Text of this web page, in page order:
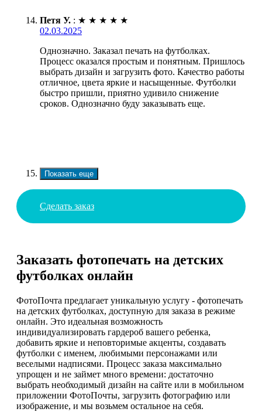
Петя У. : ★ ★ ★ ★ ★
02.03.2025
Однозначно. Заказал печать на футболках.
Процесс оказался простым и понятным. Пришлось
выбрать дизайн и загрузить фото. Качество работы
отличное, цвета яркие и насыщенные. Футболки
быстро пришли, приятно удивило снижение
сроков. Однозначно буду заказывать еще.
Показать еще
Сделать заказ
Заказать фотопечать на детских
футболках онлайн
ФотоПочта предлагает уникальную услугу - фотопечать
на детских футболках, доступную для заказа в режиме
онлайн. Это идеальная возможность
индивидуализировать гардероб вашего ребенка,
добавить яркие и неповторимые акценты, создавать
футболки с именем, любимыми персонажами или
веселыми надписями. Процесс заказа максимально
упрощен и не займет много времени: достаточно
выбрать необходимый дизайн на сайте или в мобильном
приложении ФотоПочты, загрузить фотографию или
изображение, и мы возьмем остальное на себя.